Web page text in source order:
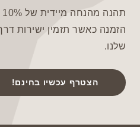
הזמנה כאשר תזמין ישירות
שלנו.
הצטרף עכשיו בחינם!